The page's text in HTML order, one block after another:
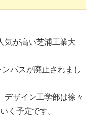
気が高い芝浦工業大
パスが廃止されまし
デザイン工学部は徐々
く予定です。